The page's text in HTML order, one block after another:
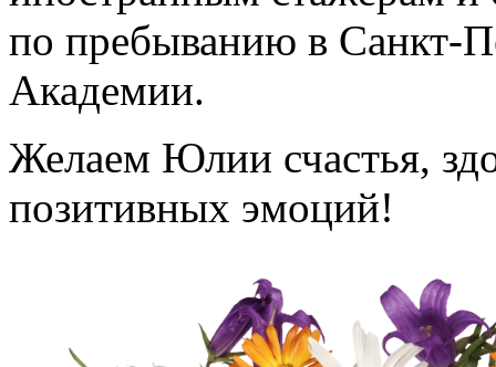
по пребыванию в Санкт-
Академии.
Желаем Юлии счастья,
позитивных эмоций!